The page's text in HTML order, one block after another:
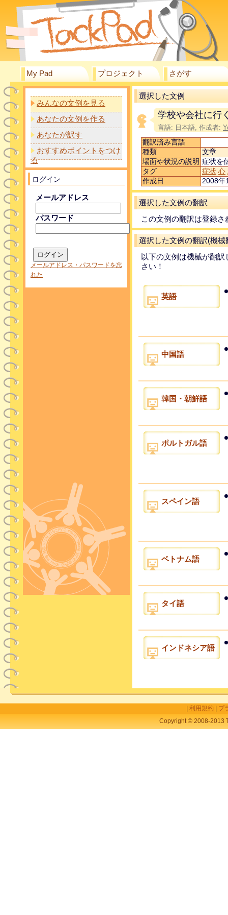
My Pad プロジェクト さがす
みんなの文例を見る
あなたの文例を作る
あなたが訳す
おすすめポイントをつけ
る
ログイン
メールアドレス
パスワード
メールアドレス・パスワードを忘
れた
選択した文例
学校や会社に行
言語: 日本語, 作成者:
翻訳済み言語
種類
文章
場面や状況の説明 症状を
タグ
症状 心
作成日
2008年
選択した文例の翻訳
この文例の翻訳は登録さ
選択した文例の翻訳(機械
以下の文例は機械が翻
さい！
英語
中国語
韓国・朝鮮語
ポルトガル語
スペイン語
ベトナム語
タイ語
インドネシア語
利用規約
プ
Copyright © 2008-2013